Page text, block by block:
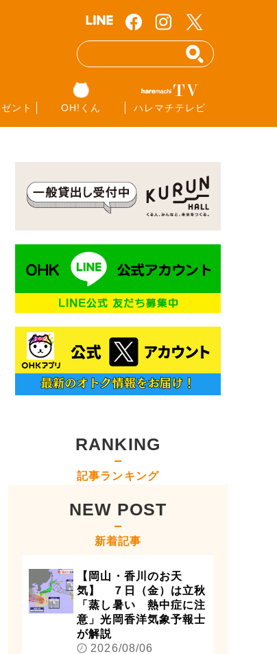
ント OH!くん ハレマチテレビ
RANKING
記事ランキング
NEW POST
新着記事
【岡山・香川のお天
気】 ７日（金）は立秋
「蒸し暑い 熱中症に注
意」光岡香洋気象予報士
が解説
2026/08/06